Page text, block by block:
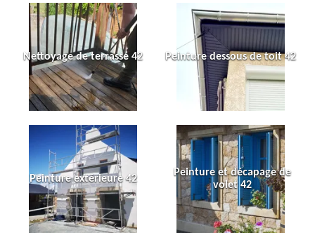
Nettoyage de terrasse 42 Peinture dessous de toit 42
Peinture extérieure 42
Peinture et décapage de
volet 42